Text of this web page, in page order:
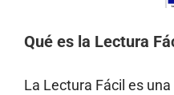
Qué es la Lectura
La Lectura Fácil es